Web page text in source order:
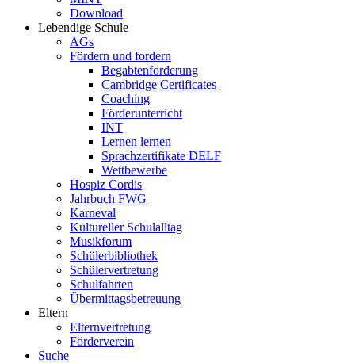
Download
Lebendige Schule
AGs
Fördern und fordern
Begabtenförderung
Cambridge Certificates
Coaching
Förderunterricht
INT
Lernen lernen
Sprachzertifikate DELF
Wettbewerbe
Hospiz Cordis
Jahrbuch FWG
Karneval
Kultureller Schulalltag
Musikforum
Schülerbibliothek
Schülervertretung
Schulfahrten
Übermittagsbetreuung
Eltern
Elternvertretung
Förderverein
Suche